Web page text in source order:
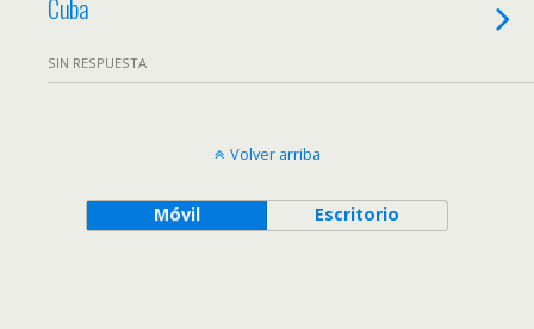
Cuba
SIN RESPUESTA
Volver arriba
Móvil Escritorio